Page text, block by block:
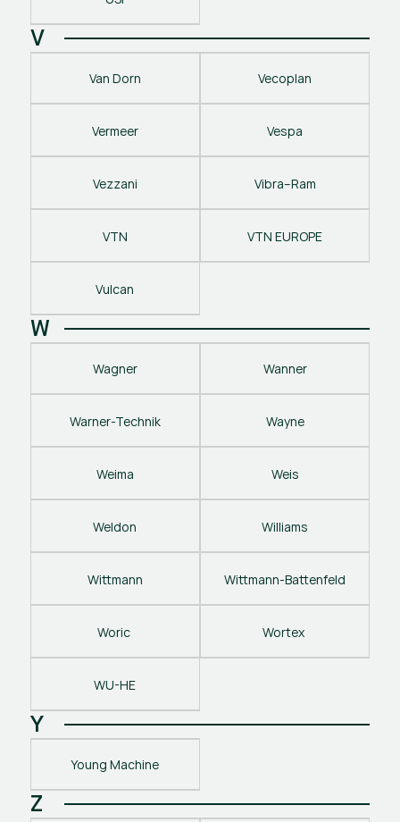
V
Van Dorn Vecoplan
Vermeer Vespa
Vezzani Vibra–Ram
VTN VTN EUROPE
Vulcan
W
Wagner Wanner
Warner-Technik Wayne
Weima Weis
Weldon Williams
Wittmann Wittmann-Battenfeld
Woric Wortex
WU-HE
Y
Young Machine
Z